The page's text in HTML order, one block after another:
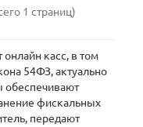
1 страниц)
касс, в том
54ФЗ, актуально
обеспечивают
фискальных
передают